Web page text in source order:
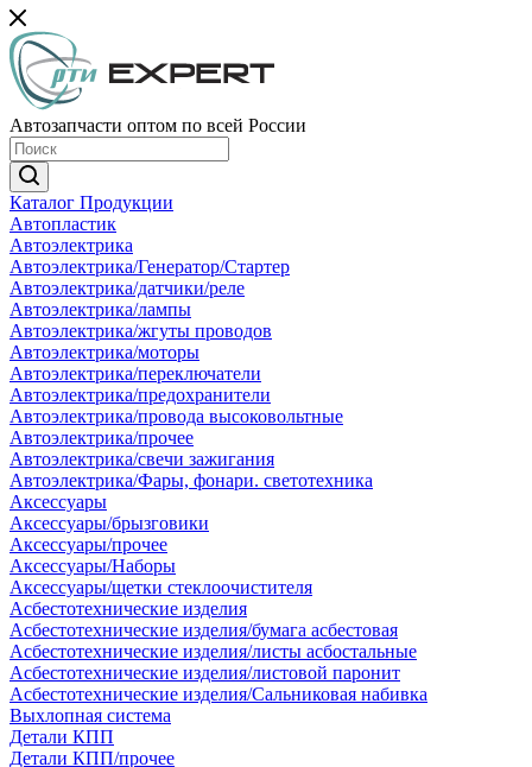
Автозапчасти оптом по всей России
Каталог Продукции
Автопластик
Автоэлектрика
Автоэлектрика/Генератор/Стартер
Автоэлектрика/датчики/реле
Автоэлектрика/лампы
Автоэлектрика/жгуты проводов
Автоэлектрика/моторы
Автоэлектрика/переключатели
Автоэлектрика/предохранители
Автоэлектрика/провода высоковольтные
Автоэлектрика/прочее
Автоэлектрика/свечи зажигания
Автоэлектрика/Фары, фонари. светотехника
Аксессуары
Аксессуары/брызговики
Аксессуары/прочее
Аксессуары/Наборы
Аксессуары/щетки стеклоочистителя
Асбестотехнические изделия
Асбестотехнические изделия/бумага асбестовая
Асбестотехнические изделия/листы асбостальные
Асбестотехнические изделия/листовой паронит
Асбестотехнические изделия/Сальниковая набивка
Выхлопная система
Детали КПП
Детали КПП/прочее